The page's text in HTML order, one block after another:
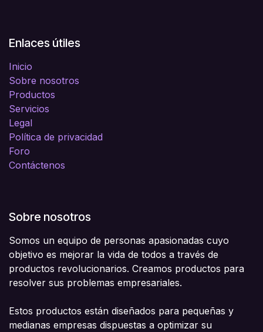
Enlaces útiles
Inicio
Sobre nosotros
Productos
Servicios
Legal
Política de privacidad
Foro
Contáctenos
Sobre nosotros
Somos un equipo de personas apasionadas cuyo
objetivo es mejorar la vida de todos a través de
productos revolucionarios. Creamos productos para
resolver sus problemas empresariales.
Estos productos están diseñados para pequeñas y
medianas empresas dispuestas a optimizar su